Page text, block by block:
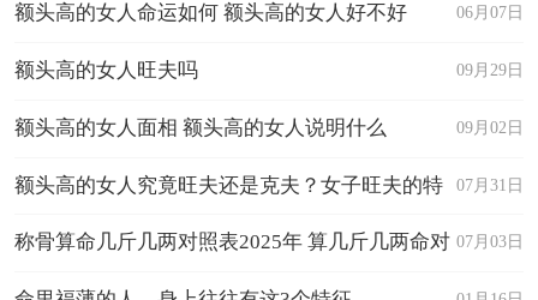
06月07日
额头高的女人命运如何 额头高的女人好不好
09月29日
额头高的女人旺夫吗
09月02日
额头高的女人面相 额头高的女人说明什么
07月31日
额头高的女人究竟旺夫还是克夫？女子旺夫的特
征有哪些 07月03日
称骨算命几斤几两对照表2025年 算几斤几两命对